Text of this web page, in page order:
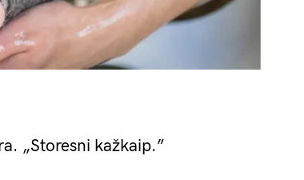
„Storesni kažkaip.”